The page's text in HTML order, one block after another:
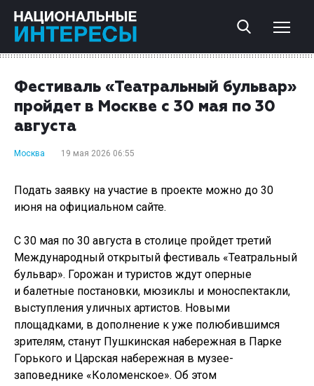
Фестиваль «Театральный бульвар»
пройдет в Москве с 30 мая по 30
августа
Москва 19 мая 2026 06:55
Подать заявку на участие в проекте можно до 30
июня на официальном сайте.
С 30 мая по 30 августа в столице пройдет третий
Международный открытый фестиваль «Театральный
бульвар». Горожан и туристов ждут оперные
и балетные постановки, мюзиклы и моноспектакли,
выступления уличных артистов. Новыми
площадками, в дополнение к уже полюбившимся
зрителям, станут Пушкинская набережная в Парке
Горького и Царская набережная в музее-
заповеднике «Коломенское». Об этом